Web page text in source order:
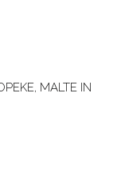
MALTE IN